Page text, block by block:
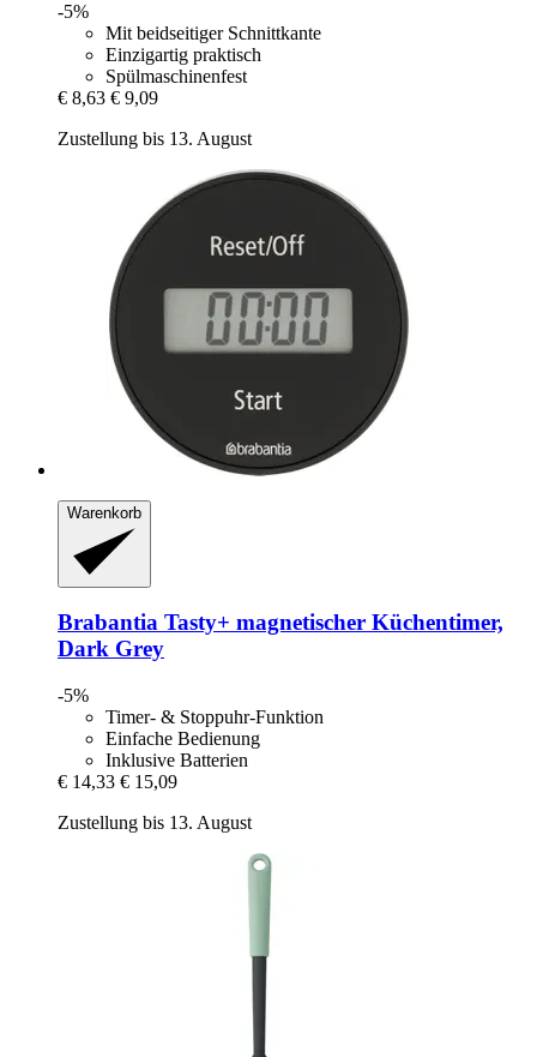
-5%
Mit beidseitiger Schnittkante
Einzigartig praktisch
Spülmaschinenfest
€ 8,63 € 9,09
Zustellung bis 13. August
Warenkorb
Brabantia Tasty+ magnetischer Küchentimer,
Dark Grey
-5%
Timer- & Stoppuhr-Funktion
Einfache Bedienung
Inklusive Batterien
€ 14,33 € 15,09
Zustellung bis 13. August